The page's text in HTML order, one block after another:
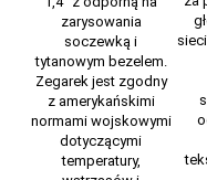
zarysowania
soczewką i
tytanowym bezelem.
Zegarek jest zgodny
z amerykańskimi
normami wojskowymi
dotyczącymi
temperatury,